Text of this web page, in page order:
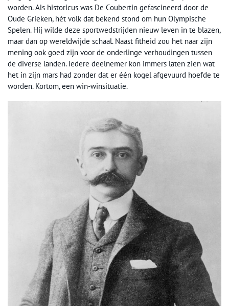
worden. Als historicus was De Coubertin gefascineerd door de
Oude Grieken, hét volk dat bekend stond om hun Olympische
Spelen. Hij wilde deze sportwedstrijden nieuw leven in te blazen,
maar dan op wereldwijde schaal. Naast fitheid zou het naar zijn
mening ook goed zijn voor de onderlinge verhoudingen tussen
de diverse landen. Iedere deelnemer kon immers laten zien wat
het in zijn mars had zonder dat er één kogel afgevuurd hoefde te
worden. Kortom, een win-winsituatie.